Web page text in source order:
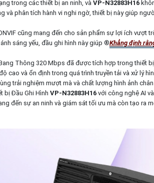
trong các thiết bị an ninh, và VP-N32883H16
và phân tích hành vi nghi ngờ, thiết bị này giúp
cũng mang đến cho sản phẩm sự lợi ích vượt
sáng yếu, đầu ghi hình này giúp ®️Khẳng định
Thông 320 Mbps đã được tích hợp trong thiết bị
cao và ổn định trong quá trình truyền tải và xử lý
trải nghiệm mượt mà và chất lượng hình ảnh chân
bị Đầu Ghi Hình VP-N32883H16 với công nghệ AI
đến sự an ninh và giám sát tối ưu mà còn tạo ra